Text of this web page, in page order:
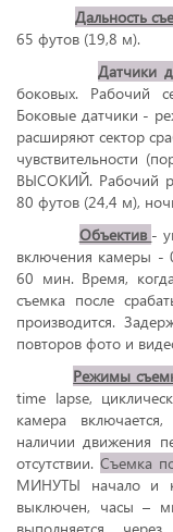
Дальность
65 футов (19,8 м).
Датчики
боковых. Рабочий
Боковые датчики -
расширяют сектор
чувствительности
ВЫСОКИЙ. Рабочий
80 футов (24,4 м),
Объектив -
включения камеры
60 мин. Время,
съемка после
производится.
повторов фото и
Режимы
time lapse,
камера
наличии движения
отсутствии.Съемка
МИНУТЫ начало и
выключен, часы –